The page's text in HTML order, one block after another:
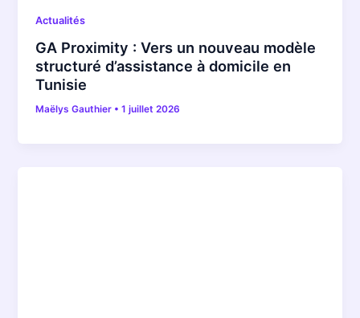
Actualités
GA Proximity : Vers un nouveau modèle
structuré d’assistance à domicile en
Tunisie
Maëlys Gauthier •1 juillet 2026